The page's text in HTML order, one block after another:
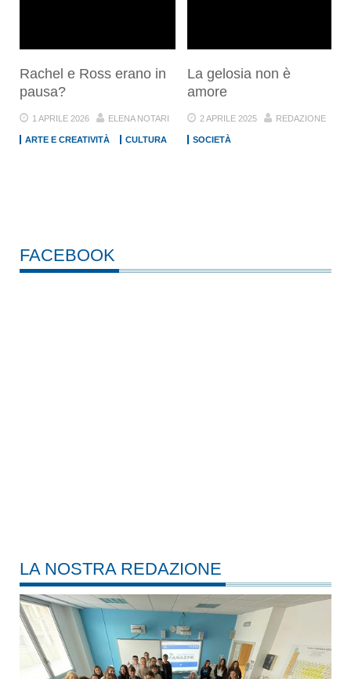
Rachel e Ross erano in
pausa?
1 APRILE 2026 ELENA NOTARI
ARTE E CREATIVITÀ CULTURA
La gelosia non è
amore
2 APRILE 2025 REDAZIONE
SOCIETÀ
FACEBOOK
LA NOSTRA REDAZIONE